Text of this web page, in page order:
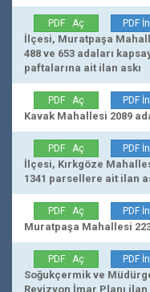
PDF Aç PDF
İlçesi, Muratpaşa
488 ve 653 adaları
paftalarına ait ilan askı
PDF Aç PDF
Kavak Mahallesi 2089
PDF Aç PDF
İlçesi, Kırkgöze
1341 parsellere ait ilan
PDF Aç PDF
Muratpaşa Mahallesi
PDF Aç PDF
Soğukçermik ve
Revizyon İmar Planı ilan